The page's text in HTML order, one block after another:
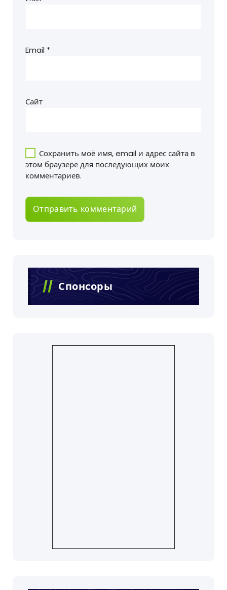
Email *
Сайт
Сохранить моё имя, email и адрес сайта в
этом браузере для последующих моих
комментариев.
Спонсоры